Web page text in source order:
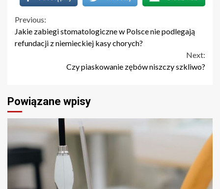
Continue
Reading
Previous:
Jakie zabiegi stomatologiczne w Polsce nie podlegają
refundacji z niemieckiej kasy chorych?
Next:
Czy piaskowanie zębów niszczy szkliwo?
Powiązane wpisy